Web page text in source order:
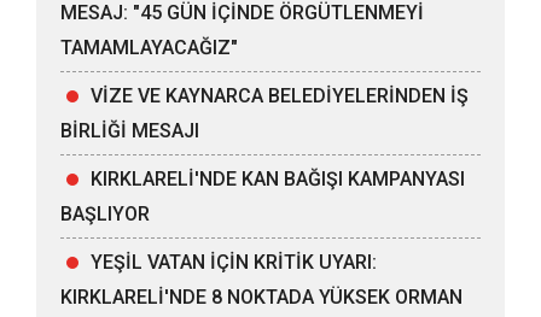
MESAJ: "45 GÜN İÇİNDE ÖRGÜTLENMEYİ
TAMAMLAYACAĞIZ"
VİZE VE KAYNARCA BELEDİYELERİNDEN İŞ
BİRLİĞİ MESAJI
KIRKLARELİ'NDE KAN BAĞIŞI KAMPANYASI
BAŞLIYOR
YEŞİL VATAN İÇİN KRİTİK UYARI:
KIRKLARELİ'NDE 8 NOKTADA YÜKSEK ORMAN